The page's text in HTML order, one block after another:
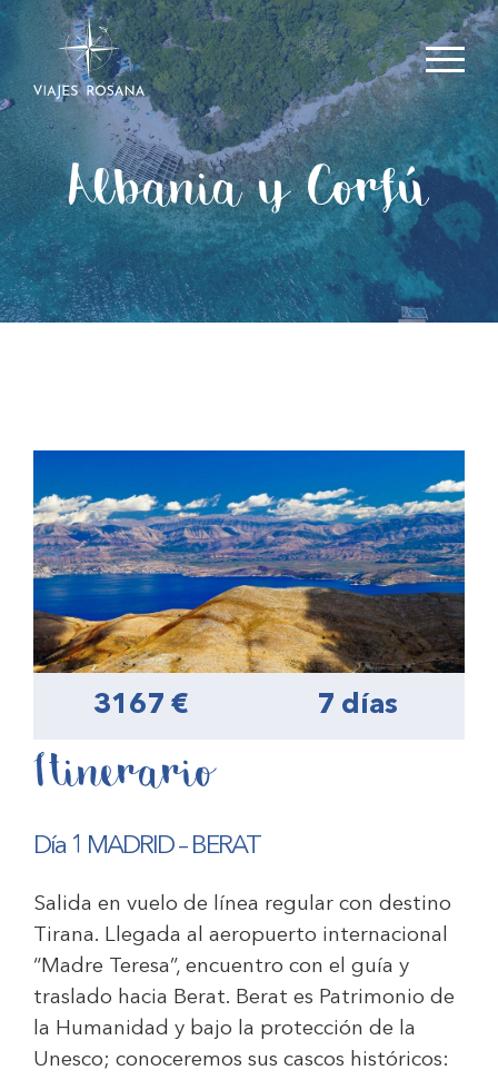
Albania y Corfú
3167 € 7 días
Itinerario
Día 1 MADRID – BERAT
Salida en vuelo de línea regular con destino
Tirana. Llegada al aeropuerto internacional
“Madre Teresa”, encuentro con el guía y
traslado hacia Berat. Berat es Patrimonio de
la Humanidad y bajo la protección de la
Unesco; conoceremos sus cascos históricos: